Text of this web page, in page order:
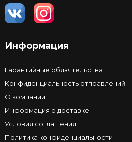
Информация
Гарантийные обязятельства
Конфиденциальность отправлений
О компании
Информация о доставке
Условия соглашения
Политика конфиденциальности